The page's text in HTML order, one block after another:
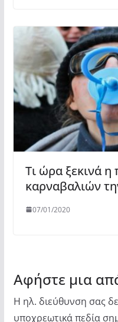
Τι ώρα ξεκινά
καρναβαλιών
07/01/2020
Αφήστε μια
Η ηλ. διεύθυνση σας
υποχρεωτικά πεδία